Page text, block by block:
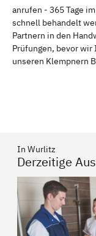
Freising
anrufen - 365 Tage
schnell behandelt
Partnern in den
Prüfungen, bevor wir
unseren Klempnern
In Wurlitz
Derzeitige